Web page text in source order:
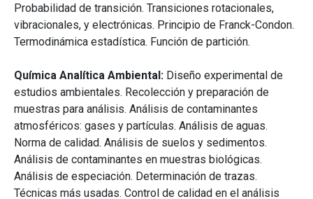
Probabilidad de transición. Transiciones rotacionales,
vibracionales, y electrónicas. Principio de Franck-Condon.
Termodinámica estadística. Función de partición.
Química Analítica Ambiental: Diseño experimental de
estudios ambientales. Recolección y preparación de
muestras para análisis. Análisis de contaminantes
atmosféricos: gases y partículas. Análisis de aguas.
Norma de calidad. Análisis de suelos y sedimentos.
Análisis de contaminantes en muestras biológicas.
Análisis de especiación. Determinación de trazas.
Técnicas más usadas. Control de calidad en el análisis